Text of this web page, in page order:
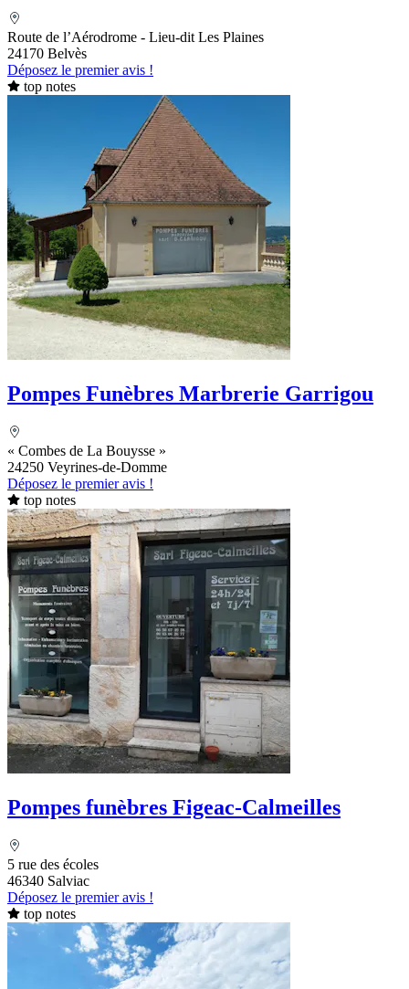
Route de l’Aérodrome - Lieu-dit Les Plaines
24170 Belvès
Déposez le premier avis !
top notes
Pompes Funèbres Marbrerie Garrigou
« Combes de La Bouysse »
24250 Veyrines-de-Domme
Déposez le premier avis !
top notes
Pompes funèbres Figeac-Calmeilles
5 rue des écoles
46340 Salviac
Déposez le premier avis !
top notes